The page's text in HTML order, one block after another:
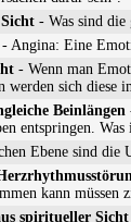
- Was sind die
- Angina: Eine
- Wenn man
werden sich diese
Beinlängen
entspringen.
Ebene sind die
kann müssen
spiritueller Sicht